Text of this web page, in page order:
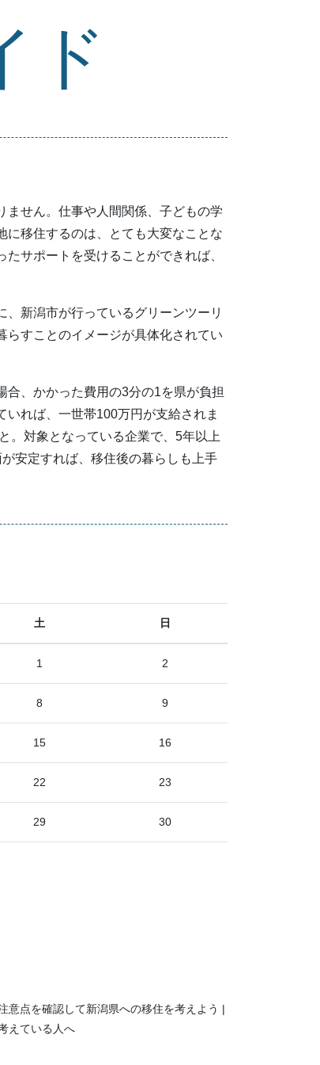
ド
ません。仕事や人間関係、子どもの学
に移住するのは、とても大変なことな
サポートを受けることができれば、
新潟市が行っているグリーンツーリ
らすことのイメージが具体化されてい
、かかった費用の3分の1を県が負担
れば、一世帯100万円が支給されま
。対象となっている企業で、5年以上
安定すれば、移住後の暮らしも上手
土 日
1 2
8 9
15 16
22 23
29 30
意点を確認して新潟県への移住を考えよう
えている人へ